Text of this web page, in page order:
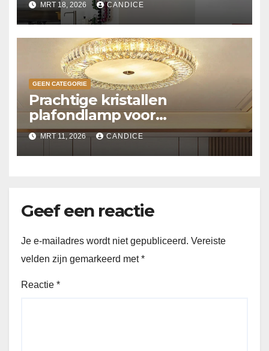
MRT 18, 2026 CANDICE
GEEN CATEGORIE
Prachtige kristallen
plafondlamp voor
slaapkamer
MRT 11, 2026 CANDICE
Geef een reactie
Je e-mailadres wordt niet gepubliceerd. Vereiste
velden zijn gemarkeerd met*
Reactie *